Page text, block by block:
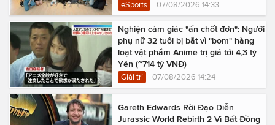
eSports 07/08/2026 14:33
Nghiện cảm giác "ấn chốt đơn": Người
phụ nữ 32 tuổi bị bắt vì "bom" hàng
loạt vật phẩm Anime trị giá tới 4,3 tỷ
Yên (~714 tỷ VNĐ)
Giải trí 07/08/2026 14:24
Gareth Edwards Rời Đạo Diễn
Jurassic World Rebirth 2 Vì Bất Đồng